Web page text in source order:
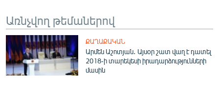
ՏԵՍԱՆՅՈՒԹԵՐ
ԲԱՆԱՎԵՃ
ՁԳՏԵԼՈՎ ԼԱՎԱԳՈՒՅՆԻՆ
Առնչվող թեմաներով
ՔԱՂԱՔԱԿԱՆ
Արմեն Աշոտյան․ Այսօր շատ վաղ է դատել
2018-ի տարեկեսի իրադարձությունների
մասին